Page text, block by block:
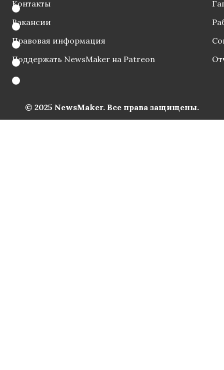
Контакты
Вакансии
Правовая информация
Поддержать NewsMaker на Patreon
© 2025 NewsMaker. Все права защищены.